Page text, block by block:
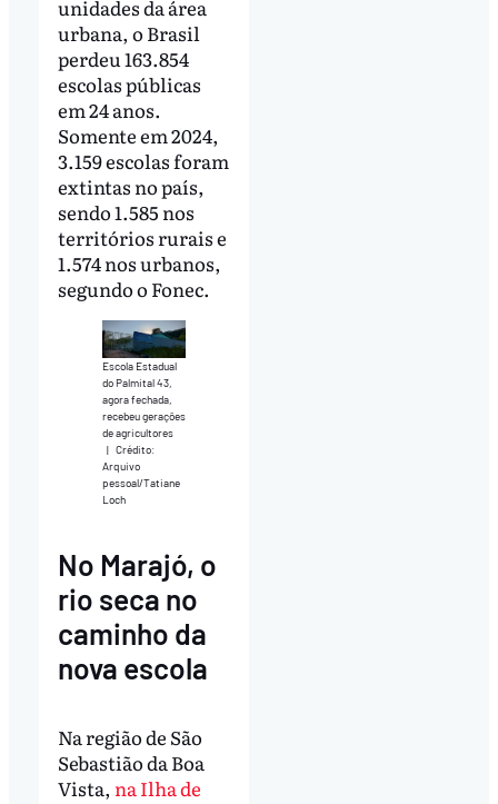
unidades da área
urbana, o Brasil
perdeu 163.854
escolas públicas
em 24 anos.
Somente em 2024,
3.159 escolas foram
extintas no país,
sendo 1.585 nos
territórios rurais e
1.574 nos urbanos,
segundo o Fonec.
Escola Estadual
do Palmital 43,
agora fechada,
recebeu gerações
de agricultores
| Crédito:
Arquivo
pessoal/Tatiane
Loch
No Marajó, o
rio seca no
caminho da
nova escola
Na região de São
Sebastião da Boa
Vista, na Ilha de